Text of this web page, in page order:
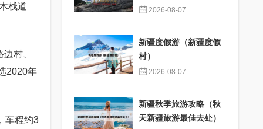
栈道
村、
2020年
车程约3
2026-08-07
新疆度假游（新疆度假
村）
2026-08-07
新疆秋季旅游攻略（秋
天新疆旅游最佳去处）